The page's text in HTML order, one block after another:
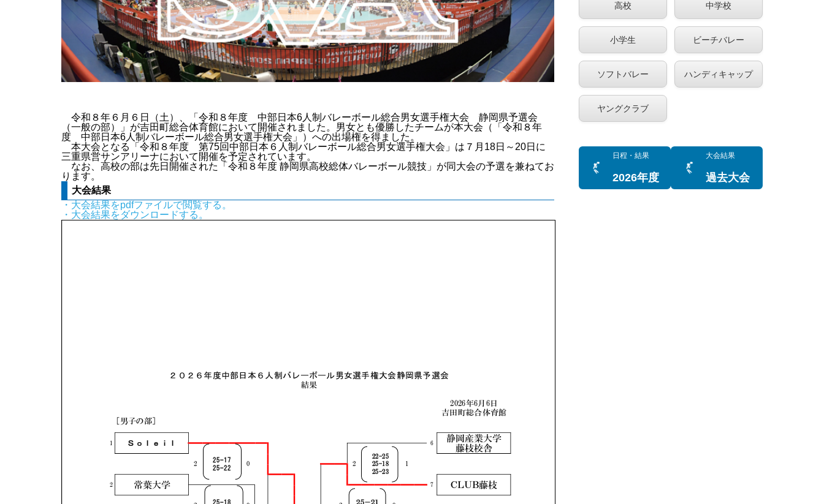
令和８年６月６日（土）、「令和８年度 中部日本6人制バレーボール総合男女選手権大会 静岡県予選会
（一般の部）」が吉田町総合体育館において開催されました。男女とも優勝したチームが本大会（「令和８年
度 中部日本6人制バレーボール総合男女選手権大会」）への出場権を得ました。
本大会となる「令和８年度 第75回中部日本６人制バレーボール総合男女選手権大会」は７月18日～20日に
三重県営サンアリーナにおいて開催を予定されています。
なお、高校の部は先日開催された「 令和８年度 静岡県高校総体バレーボール競技 」が同大会の予選を兼ねてお
ります。
大会結果
・大会結果をpdfファイルで閲覧する。
・大会結果をダウンロードする。
高校 中学校
小学生 ビーチバレー
ソフトバレー ハンディキャップ
ヤングクラブ
日程・結果
2026年度
大会結果
過去大会